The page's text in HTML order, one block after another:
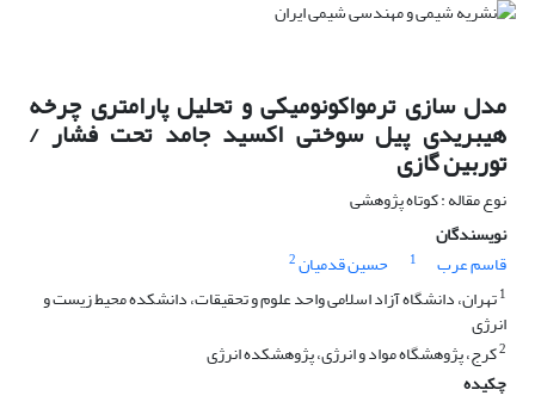
مدل سازی ترمواکونومیکی و تحلیل پارامتری چرخه
هیبریدی پیل سوختی اکسید جامد تحت فشار /
توربین گازی
نوع مقاله : کوتاه پژوهشی
نویسندگان
قاسم عرب
1 حسین قدمیان2
1تهران، دانشگاه آزاد اسلامی واحد علوم و تحقیقات، دانشکده محیط زیست و
انرژی
2کرج، پژوهشگاه مواد و انرژی، پژوهشکده انرژی
چکیده